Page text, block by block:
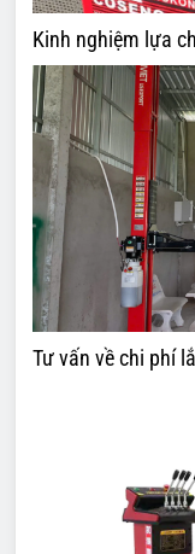
Kinh nghiệm lựa
Tư vấn về chi phí